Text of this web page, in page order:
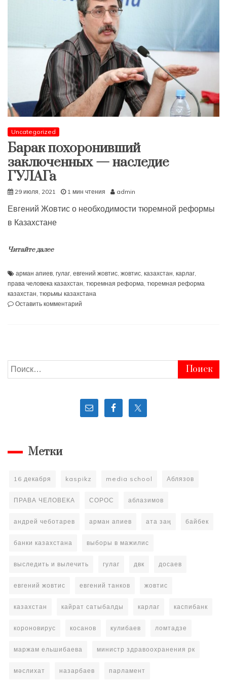
Uncategorized
Барак похоронивший
заключенных — наследие
ГУЛАГа
29 июля, 2021 1 мин чтения admin
Евгений Жовтис о необходимости тюремной реформы
в Казахстане
Читайте далее
арман апиев гулаг евгений жовтис жовтис казахстан карлаг
права человека казахстан тюремная реформа тюремная реформа
казахстан тюрьмы казахстана
Оставить комментарий
Найти:
Метки
16 декабря kaspikz media school Аблязов
ПРАВА ЧЕЛОВЕКА СОРОС аблазимов
андрей чеботарев арман апиев ата заң байбек
банки казахстана выборы в мажилис
выследить и вылечить гулаг двк досаев
евгений жовтис евгений танков жовтис
казахстан кайрат сатыбалды карлаг каспибанк
короновирус косанов кулибаев ломтадзе
маржам ельшибаева министр здравоохранения рк
мәслихат назарбаев парламент